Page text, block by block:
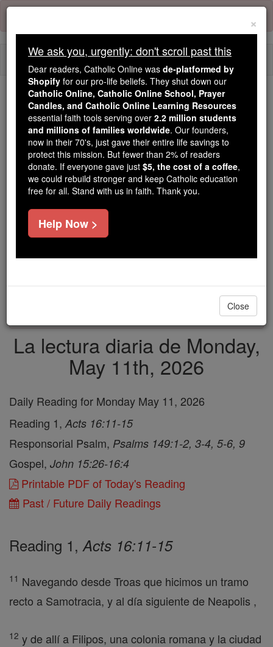
Skip
content
We ask you, urgently: don't scroll past this
Dear readers, Catholic Online
wasde-platformed by Shopify
for our pro-life beliefs. They
shut down ourCatholic
Online, Catholic Online School, Prayer Candles, and
tools serving over
families worldwide. Our founders, now in their 70's,
and keep Catholic education free for all. Stand with us
La lectura diaria de Monday,
May 11th, 2026
Daily Reading for Monday May 11, 2026
Reading 1, Acts 16:11-15
Responsorial Psalm, Psalms 149:1-2, 3-4, 5-6, 9
Gospel, John 15:26-16:4
Printable PDF of Today's Reading
Past / Future Daily Readings
Reading 1,Acts 16:11-15
11 Navegando desde Troas que hicimos un tramo
recto a Samotracia, y al día siguiente de Neapolis ,
12 y de allí a Filipos, una colonia romana y la ciudad
×
We ask you, urgently: don't scroll past this
Dear readers, Catholic Online was de-platformed by
Shopify for our pro-life beliefs. They shut down our
Catholic Online, Catholic Online School, Prayer
Candles, and Catholic Online Learning Resources
essential faith tools serving over 2.2 million students
and millions of families worldwide. Our founders,
now in their 70's, just gave their entire life savings to
protect this mission. But fewer than 2% of readers
donate. If everyone gave just $5, the cost of a coffee,
we could rebuild stronger and keep Catholic education
free for all. Stand with us in faith. Thank you.
Help Now >
Close